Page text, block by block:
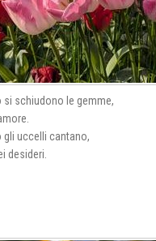
si schiudono le gemme,
gli uccelli cantano,
desideri.